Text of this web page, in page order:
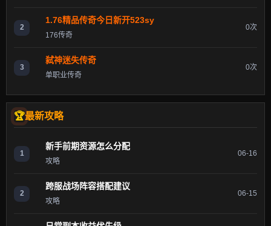
2
1.76精品传奇今日新开523sy
176传奇
0次
3
弑神迷失传奇
单职业传奇
0次
最新攻略
1
新手前期资源怎么分配
攻略
06-16
2
跨服战场阵容搭配建议
攻略
06-15